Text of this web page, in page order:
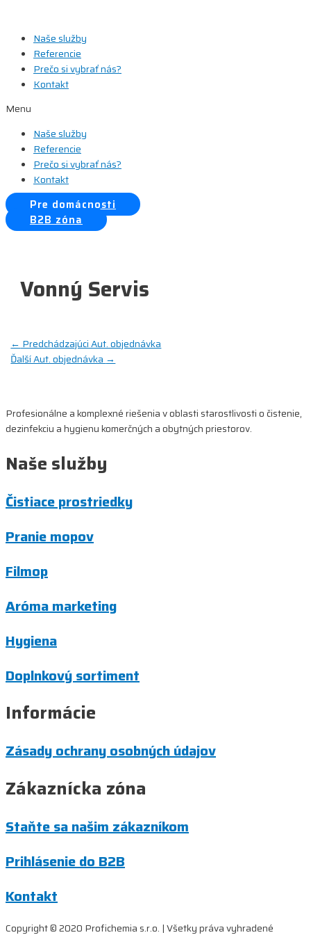
obsah Naše služby
Referencie
Prečo si vybrať nás?
Kontakt
Menu
Naše služby
Referencie
Prečo si vybrať nás?
Kontakt
Pre domácnosti
B2B zóna
Vonný Servis
Navigácia
← Predchádzajúci Aut. objednávka
Ďalší Aut. objednávka →
Profesionálne a komplexné riešenia v oblasti starostlivosti o čistenie,
dezinfekciu a hygienu komerčných a obytných priestorov.
Naše služby
Čistiace prostriedky
Pranie mopov
Filmop
Aróma marketing
Hygiena
Doplnkový sortiment
Informácie
Zásady ochrany osobných údajov
Zákaznícka zóna
Staňte sa našim zákazníkom
Prihlásenie do B2B
Kontakt
Copyright © 2020 Profichemia s.r.o. | Všetky práva vyhradené